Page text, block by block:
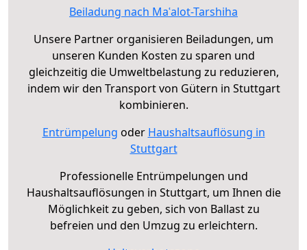
Beiladung nach Maʿalot-Tarshiha
Unsere Partner organisieren Beiladungen, um
unseren Kunden Kosten zu sparen und
gleichzeitig die Umweltbelastung zu reduzieren,
indem wir den Transport von Gütern in Stuttgart
kombinieren.
Entrümpelung oder Haushaltsauflösung in
Stuttgart
Professionelle Entrümpelungen und
Haushaltsauflösungen in Stuttgart, um Ihnen die
Möglichkeit zu geben, sich von Ballast zu
befreien und den Umzug zu erleichtern.